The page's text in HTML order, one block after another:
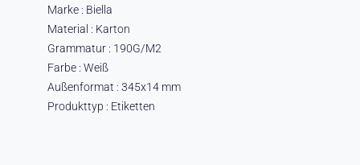
Marke : Biella
Material : Karton
Grammatur : 190G/M2
Farbe : Weiß
Außenformat : 345x14 mm
Produkttyp : Etiketten